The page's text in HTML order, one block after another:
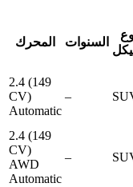
المحرك السنوات
2.4 (149
CV)
Automatic
–
2.4 (149
CV)
AWD
Automatic
–